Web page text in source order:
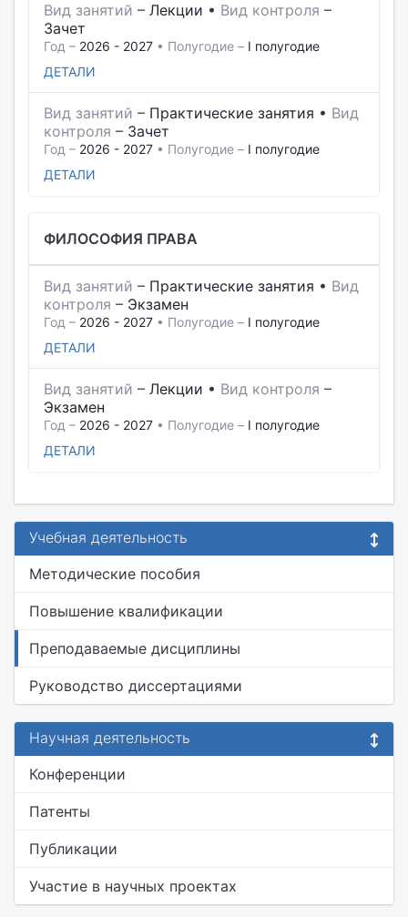
Вид занятий – Лекции • Вид контроля –
Зачет
Год – 2026 - 2027 • Полугодие – I полугодие
ДЕТАЛИ
Вид занятий – Практические занятия • Вид
контроля – Зачет
Год – 2026 - 2027 • Полугодие – I полугодие
ДЕТАЛИ
ФИЛОСОФИЯ ПРАВА
Вид занятий – Практические занятия • Вид
контроля – Экзамен
Год – 2026 - 2027 • Полугодие – I полугодие
ДЕТАЛИ
Вид занятий – Лекции • Вид контроля –
Экзамен
Год – 2026 - 2027 • Полугодие – I полугодие
ДЕТАЛИ
Учебная деятельность
Методические пособия
Повышение квалификации
Преподаваемые дисциплины
Руководство диссертациями
Научная деятельность
Конференции
Патенты
Публикации
Участие в научных проектах